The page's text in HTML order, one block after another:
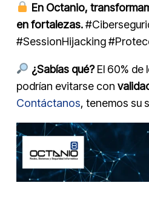
En Octanio,
en fortalezas.
#SessionHijacking
¿Sabías qué?El 60% de
podrían evitarse con
Contáctanos, tenemos su